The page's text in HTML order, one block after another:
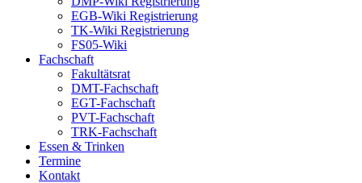
EGB-Wiki Registrierung
TK-Wiki Registrierung
FS05-Wiki
Fachschaft
Fakultätsrat
DMT-Fachschaft
EGT-Fachschaft
PVT-Fachschaft
TRK-Fachschaft
Essen & Trinken
Termine
Kontakt